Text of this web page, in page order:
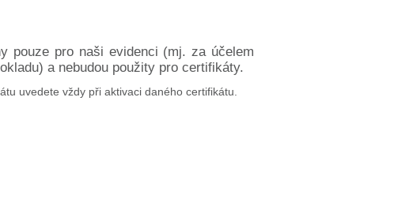
pouze pro naši evidenci (mj. za účelem
a nebudou použity pro certifikáty.
uvedete vždy při aktivaci daného certifikátu.